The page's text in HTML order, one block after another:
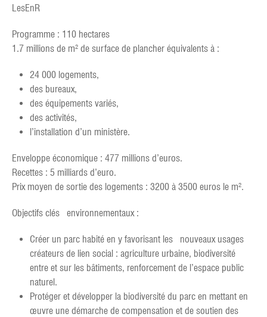
LesEnR
Programme : 110 hectares
1.7 millions de m² de surface de plancher équivalents à :
24 000 logements,
des bureaux,
des équipements variés,
des activités,
l’installation d’un ministère.
Enveloppe économique : 477 millions d’euros.
Recettes : 5 milliards d’euro.
Prix moyen de sortie des logements : 3200 à 3500 euros le m².
Objectifs clés environnementaux :
Créer un parc habité en y favorisant les nouveaux usages
créateurs de lien social : agriculture urbaine, biodiversité
entre et sur les bâtiments, renforcement de l’espace public
naturel.
Protéger et développer la biodiversité du parc en mettant en
œuvre une démarche de compensation et de soutien des